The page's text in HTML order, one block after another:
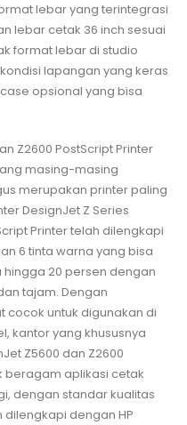
lebar yang terintegrasi
lebar cetak 36 inch sesuai
format lebar di studio
lapangan yang keras
opsional yang bisa
Z2600 PostScript Printer
masing-masing
merupakan printer paling
DesignJet Z Series
Printer telah dilengkapi
6 tinta warna yang bisa
20 persen dengan
tajam. Dengan
cocok untuk digunakan di
kantor yang khususnya
Z5600 dan Z2600
beragam aplikasi cetak
dengan standar kualitas
dilengkapi dengan HP